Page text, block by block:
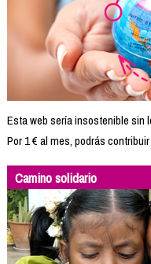
Esta web sería insostenible sin
Por 1 € al mes, podrás
Camino solidario